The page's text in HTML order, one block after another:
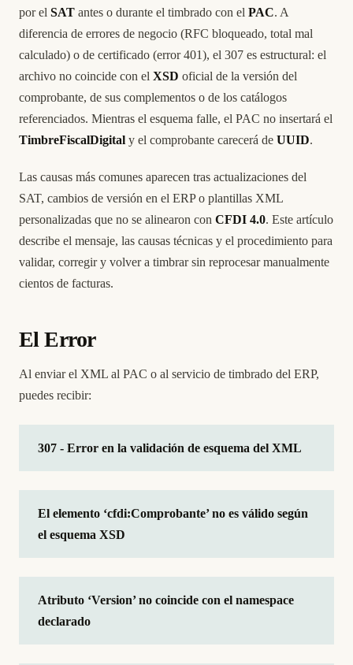
por el SAT antes o durante el timbrado con el PAC. A
diferencia de errores de negocio (RFC bloqueado, total mal
calculado) o de certificado (error 401), el 307 es estructural: el
archivo no coincide con el XSD oficial de la versión del
comprobante, de sus complementos o de los catálogos
referenciados. Mientras el esquema falle, el PAC no insertará el
TimbreFiscalDigital y el comprobante carecerá de UUID.
Las causas más comunes aparecen tras actualizaciones del
SAT, cambios de versión en el ERP o plantillas XML
personalizadas que no se alinearon con CFDI 4.0. Este artículo
describe el mensaje, las causas técnicas y el procedimiento para
validar, corregir y volver a timbrar sin reprocesar manualmente
cientos de facturas.
El Error
Al enviar el XML al PAC o al servicio de timbrado del ERP,
puedes recibir:
307 - Error en la validación de esquema del XML
El elemento ‘cfdi:Comprobante’ no es válido según
el esquema XSD
Atributo ‘Version’ no coincide con el namespace
declarado